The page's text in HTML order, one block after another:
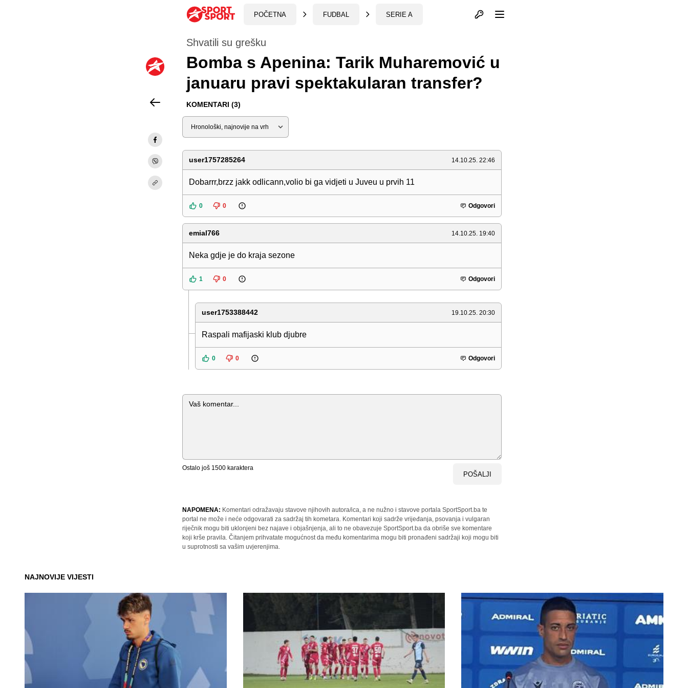
POČETNA FUDBAL SERIE A Otvori profil
Shvatili su grešku
Bomba s Apenina: Tarik Muharemović u
januaru pravi spektakularan transfer?
KOMENTARI (3)
Sortiraj
user1757285264 14.10.25. 22:46
Dobarrr,brzz jakk odlicann,volio bi ga vidjeti u Juveu u prvih 11
0 0 Odgovori
emial766 14.10.25. 19:40
Neka gdje je do kraja sezone
1 0 Odgovori
user1753388442 19.10.25. 20:30
Raspali mafijaski klub djubre
0 0 Odgovori
Komentar
Ostalo još 1500 karaktera
POŠALJI
NAPOMENA: Komentari odražavaju stavove njihovih autora/ica, a ne nužno i stavove portala SportSport.ba te
portal ne može i neće odgovarati za sadržaj tih kometara. Komentari koji sadrže vrijeđanja, psovanja i vulgaran
riječnik mogu biti uklonjeni bez najave i objašnjenja, ali to ne obavezuje SportSport.ba da obriše sve komentare
koji krše pravila. Čitanjem prihvatate mogućnost da među komentarima mogu biti pronađeni sadržaji koji mogu biti
u suprotnosti sa vašim uvjerenjima.
NAJNOVIJE VIJESTI